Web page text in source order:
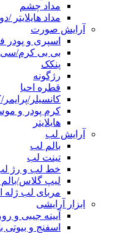
مداد چشم
مداد هایلایتر
آرایش صورت
اسپری و پودر
بی بی کرم/
پنکک
رژگونه
قطره احیا
کانسیلر/پرایمر/
کرم پودر و
هایلایتر
آرایش لب
بالم لب
تینت لب
خط لب و رژ
لیپ گلاس/
مربای لب ژله
ابزار آرایشی
آیینه جیبی و
اسفنج و بیوتی